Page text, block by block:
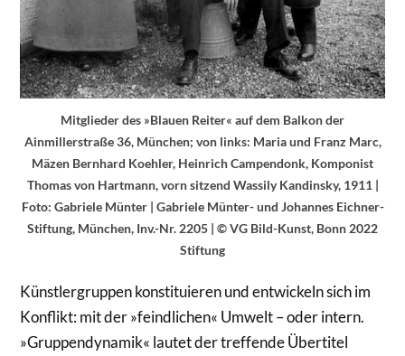
Mitglieder des »Blauen Reiter« auf dem Balkon der
Ainmillerstraße 36, München; von links: Maria und Franz Marc,
Mäzen Bernhard Koehler, Heinrich Campendonk, Komponist
Thomas von Hartmann, vorn sitzend Wassily Kandinsky, 1911 |
Foto: Gabriele Münter | Gabriele Münter- und Johannes Eichner-
Stiftung, München, Inv.-Nr. 2205 | © VG Bild-Kunst, Bonn 2022
Stiftung
Künstlergruppen konstituieren und entwickeln sich im
Konflikt: mit der »feindlichen« Umwelt – oder intern.
»Gruppendynamik« lautet der treffende Übertitel